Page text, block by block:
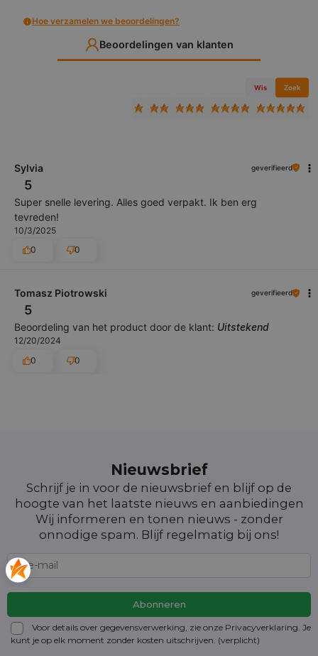
Hoe verzamelen we beoordelingen?
Beoordelingen van klanten
Wis Zoek
Sylvia geverifieerd
5
Super snelle levering. Alles goed verpakt. Ik ben erg
tevreden!
10/3/2025
0
0
Tomasz Piotrowski geverifieerd
5
Beoordeling van het product door de klant: Uitstekend
12/20/2024
0
0
Nieuwsbrief
Schrijf je in voor de nieuwsbrief en blijf op de
hoogte van het laatste nieuws en aanbiedingen
Wij informeren en tonen nieuws - zonder
onnodige spam. Blijf regelmatig bij ons!
Voor details over gegevensverwerking, zie onze Privacyverklaring. Je
kunt je op elk moment zonder kosten uitschrijven. (verplicht)